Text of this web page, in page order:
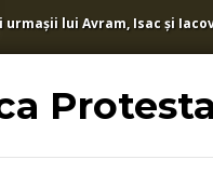
lui Avram, Isac și